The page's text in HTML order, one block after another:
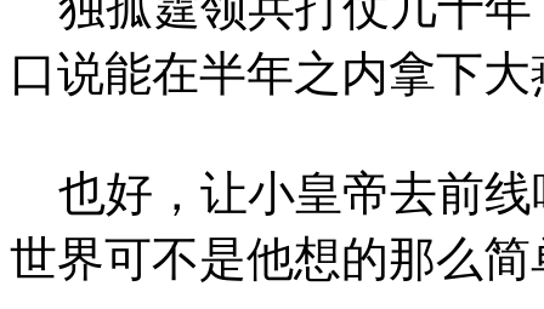
口说能在半年之内拿下
也好，让小皇帝去前线
世界可不是他想的那么简